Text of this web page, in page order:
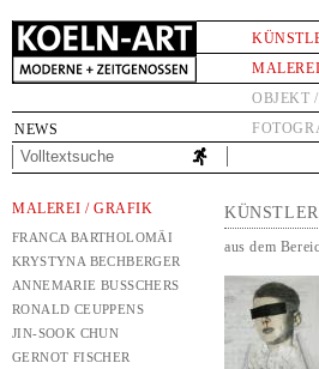
NEWS
OBJEKT
MALEREI / GRAFIK
FRANCA BARTHOLOMÄI
KRYSTYNA BECHBERGER
ANNEMARIE BUSSCHERS
RONALD CEUPPENS
JIN-SOOK CHUN
GERNOT FISCHER
aus dem